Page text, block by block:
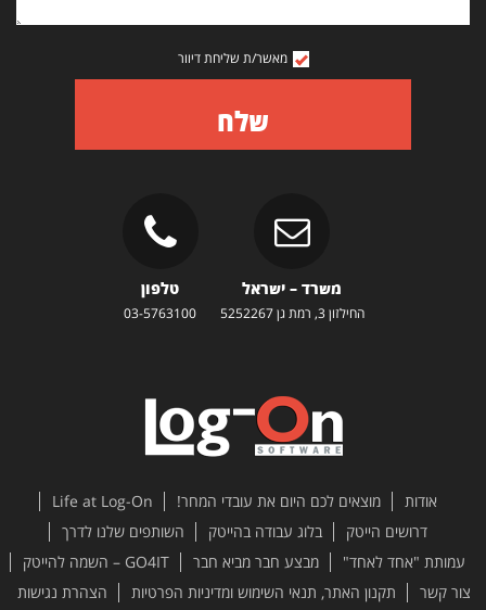
מאשר/ת שליחת דיוור
שלח
משרד – ישראל
החילזון 3, רמת גן 5252267
טלפון
03-5763100
אודות מוצאים לכם היום את עובדי המחר!
Life at Log-On
דרושים הייטק
בלוג עבודה בהייטק
השותפים שלנו לדרך
עמותת "אחד לאחד"
מבצע חבר מביא חבר
GO4IT – השמה להייטק
צור קשר
תקנון האתר, תנאי השימוש ומדיניות הפרטיות הצהרת נגישות